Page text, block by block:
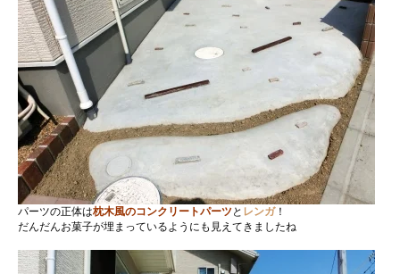
パーツの正体は枕木風のコンクリートパーツと レンガ！
だんだんお菓子が埋まっているようにも見えてきましたね